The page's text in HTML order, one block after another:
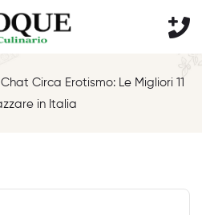
Chat Circa Erotismo: Le Migliori 11
in Italia